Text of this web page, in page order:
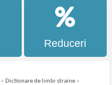
Reduceri
» Dictionare de limbi straine »